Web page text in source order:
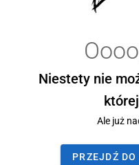
Niestety nie
Ale już
PRZEJDŹ